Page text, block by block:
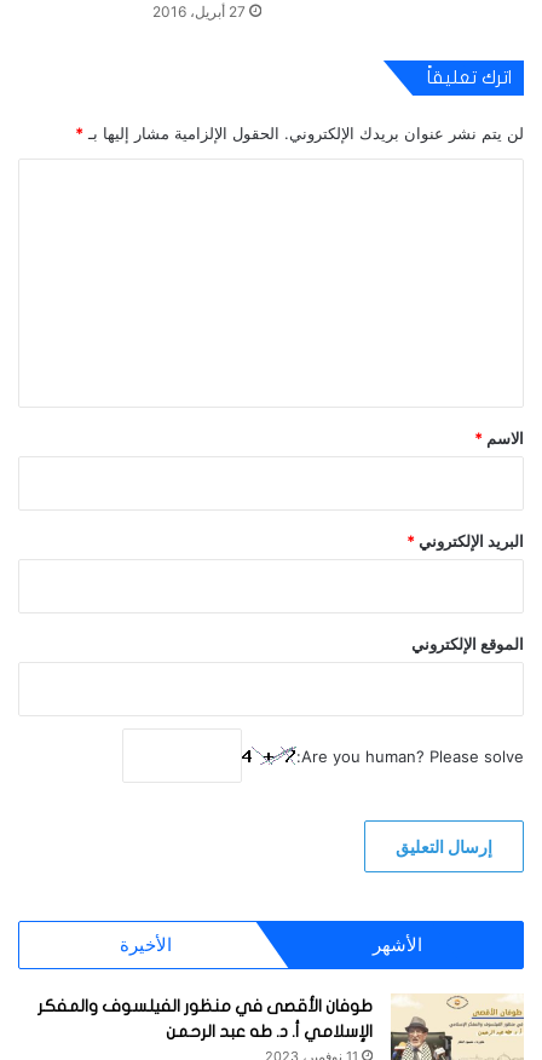
27 أبريل، 2016
اترك تعليقاً
لن يتم نشر عنوان بريدك الإلكتروني. الحقول الإلزامية مشار إليها بـ *
*
الاسم *
البريد الإلكتروني *
الموقع الإلكتروني
Are you human? Please solve:
الأشهر الأخيرة
طوفان الأقصى في منظور الفيلسوف والمفكر
الإسلامي أ. د. طه عبد الرحمن
11 نوفمبر، 2023